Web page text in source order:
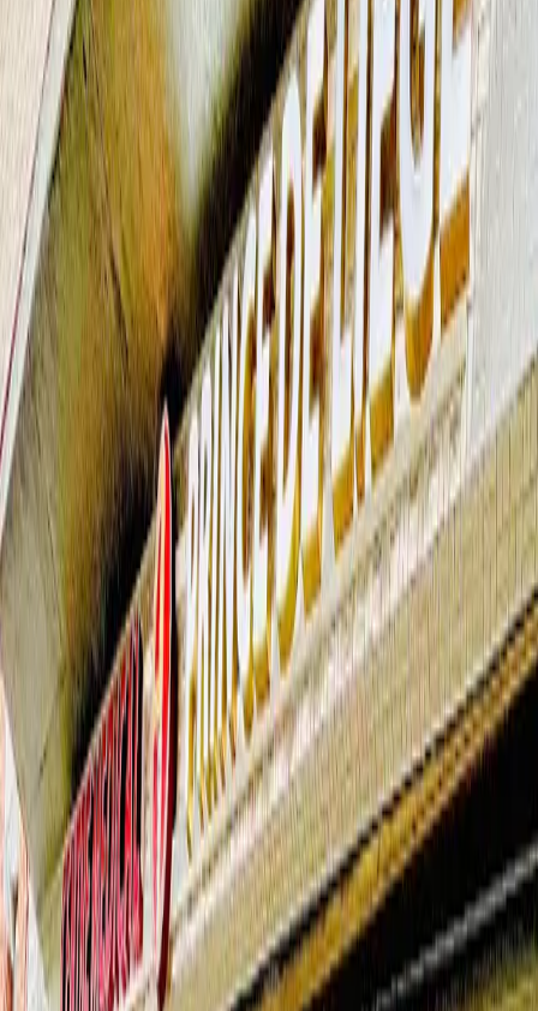
solutions de qualité, reconnues par l'INAMI et accessibles à
tous les budgets.
Je réserve mon essai gratuit
Pourquoi faire un essai gratuit ?
Car nos appareils auditifs peuvent vous changer la vie.
Évaluation complètede votre audition par un
audiologue.
Constatez par vous-même les bénéficesde nos appareils
auditifs au quotidien.
C'est gratuit etsans engagement.
Je réserve mon essai gratuit
Comment se passe l'essai gratuit
1
Un premier rendez-vous dans l'un de nos
centres à Bruxelles
Vous faites un test auditif gratuit avec un audiologue, qui vous
conseille la solution la plus adaptée à vos besoins et à votre
budget.
02
2
Vous repartez avec vos appareils à l'essai